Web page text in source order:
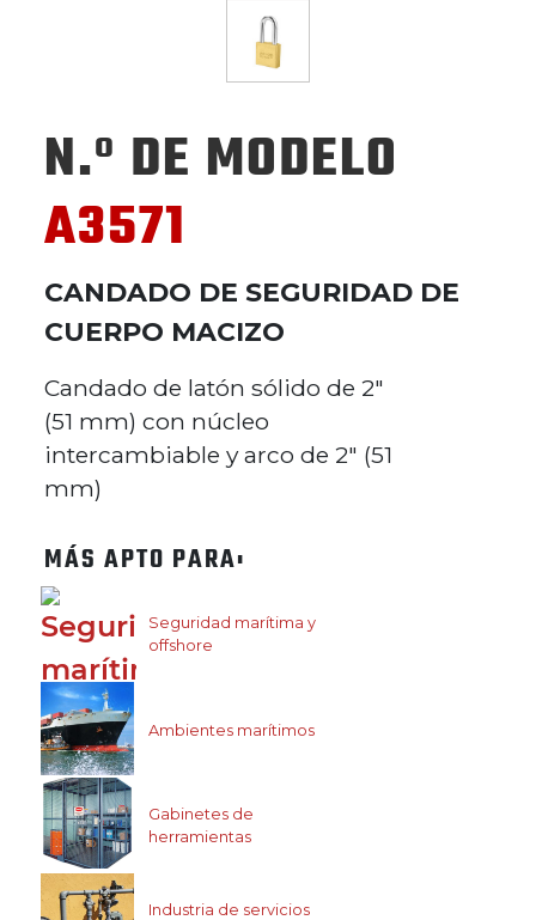
N.º DE MODELO
A3571
CANDADO DE SEGURIDAD DE
CUERPO MACIZO
Candado de latón sólido de 2"
(51 mm) con núcleo
intercambiable y arco de 2" (51
mm)
MÁS APTO PARA:
Seguridad marítima y
offshore
Ambientes marítimos
Gabinetes de
herramientas
Industria de servicios